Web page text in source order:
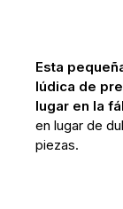
Esta
lúdica de
lugar en la
en lugar de
piezas.